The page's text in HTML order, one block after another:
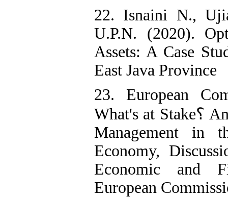
22. Isnaini N.,
U.P.N. (2020).
Assets: A Case
East Java Province
23. European
What's at Stake؟ An Analysis of PublicAssets and their
Management in
Economy,
Economic and
European